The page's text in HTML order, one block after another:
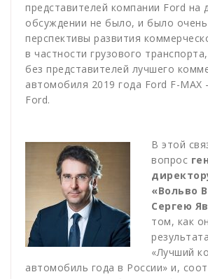
представителей компании Ford на
обсуждении не было, и было
перспективы развития
в частности грузового
без представителей лучшего
автомобиля 2019 года Ford F-
Ford.
В этой
вопрос
«Вольво
Сергею
том, как
«Лучший
автомобиль года в России» и,